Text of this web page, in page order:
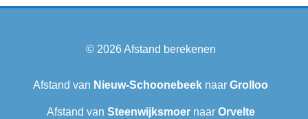
© 2026Afstand berekenen
Afstand van Nieuw-Schoonebeek naar Grolloo
Afstand van Steenwijksmoernaar Orvelte